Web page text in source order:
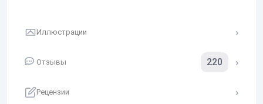
Иллюстрации
Отзывы 220
Рецензии